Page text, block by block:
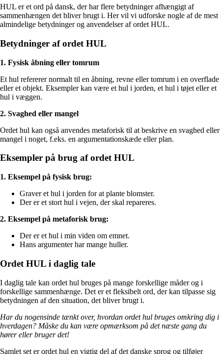
HUL er et ord på dansk, der har flere betydninger afhængigt af
sammenhængen det bliver brugt i. Her vil vi udforske nogle af de mest
almindelige betydninger og anvendelser af ordet HUL.
Betydninger af ordet HUL
1. Fysisk åbning eller tomrum
Et hul refererer normalt til en åbning, revne eller tomrum i en overflade
eller et objekt. Eksempler kan være et hul i jorden, et hul i tøjet eller et
hul i væggen.
2. Svaghed eller mangel
Ordet hul kan også anvendes metaforisk til at beskrive en svaghed eller
mangel i noget, f.eks. en argumentationskæde eller plan.
Eksempler på brug af ordet HUL
1. Eksempel på fysisk brug:
Graver et hul i jorden for at plante blomster.
Der er et stort hul i vejen, der skal repareres.
2. Eksempel på metaforisk brug:
Der er et hul i min viden om emnet.
Hans argumenter har mange huller.
Ordet HUL i daglig tale
I daglig tale kan ordet hul bruges på mange forskellige måder og i
forskellige sammenhænge. Det er et fleksibelt ord, der kan tilpasse sig
betydningen af den situation, det bliver brugt i.
Har du nogensinde tænkt over, hvordan ordet hul bruges omkring dig i
hverdagen? Måske du kan være opmærksom på det næste gang du
hører eller bruger det!
Samlet set er ordet hul en vigtig del af det danske sprog og tilføjer